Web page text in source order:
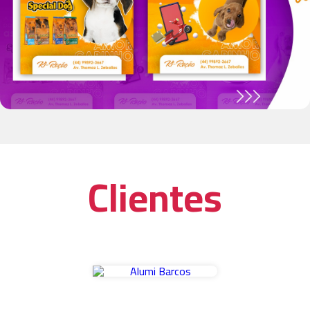
Clientes